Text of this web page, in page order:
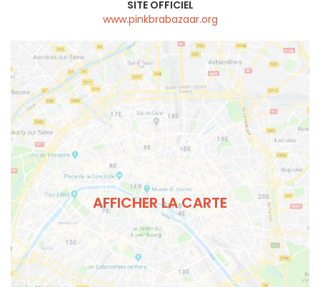
SITE OFFICIEL
www.pinkbrabazaar.org
AFFICHER LA CARTE